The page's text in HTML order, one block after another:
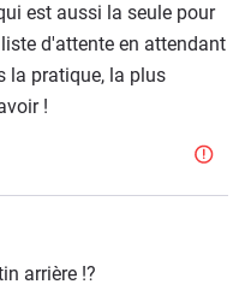
est aussi la seule pour
d'attente en attendant
la pratique, la plus
!
arrière !?